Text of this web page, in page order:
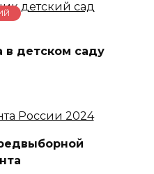
в детском саду